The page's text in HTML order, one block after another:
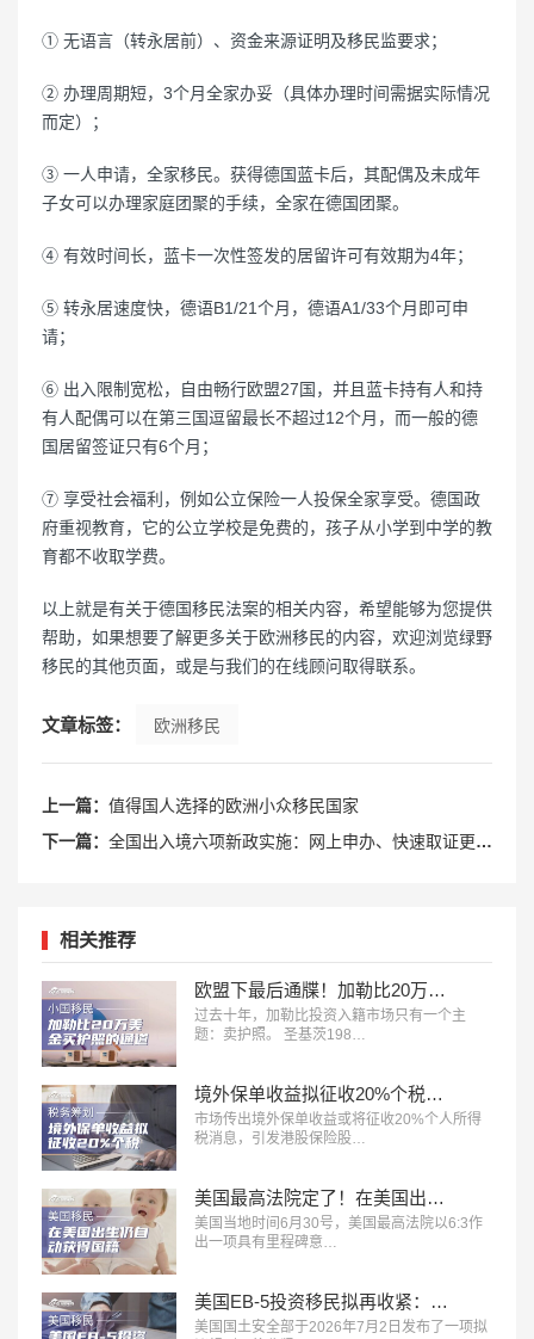
① 无语言（转永居前）、资金来源证明及移民监要求；
② 办理周期短，3个月全家办妥（具体办理时间需据实际情况
而定）；
③ 一人申请，全家移民。获得德国蓝卡后，其配偶及未成年
子女可以办理家庭团聚的手续，全家在德国团聚。
④ 有效时间长，蓝卡一次性签发的居留许可有效期为4年；
⑤ 转永居速度快，德语B1/21个月，德语A1/33个月即可申
请；
⑥ 出入限制宽松，自由畅行欧盟27国，并且蓝卡持有人和持
有人配偶可以在第三国逗留最长不超过12个月，而一般的德
国居留签证只有6个月；
⑦ 享受社会福利，例如公立保险一人投保全家享受。德国政
府重视教育，它的公立学校是免费的，孩子从小学到中学的教
育都不收取学费。
以上就是有关于德国移民法案的相关内容，希望能够为您提供
帮助，如果想要了解更多关于欧洲移民的内容，欢迎浏览绿野
移民的其他页面，或是与我们的在线顾问取得联系。
文章标签： 欧洲移民
上一篇： 值得国人选择的欧洲小众移民国家
下一篇： 全国出入境六项新政实施：网上申办、快速取证更便捷！
相关推荐
欧盟下最后通牒！加勒比20万美金买护照的黄金通道，2028年就要彻底没了？
过去十年，加勒比投资入籍市场只有一个主
题：卖护照。 圣基茨198…
境外保单收益拟征收20%个税信号释放：赴港买保的时代，正在发生深刻变化
市场传出境外保单收益或将征收20%个人所得
税消息，引发港股保险股…
美国最高法院定了！在美国出生仍自动获得国籍，特朗普行政令正式被推翻
美国当地时间6月30号，美国最高法院以6:3作
出一项具有里程碑意…
美国EB-5投资移民拟再收紧：新增140万美元投资档
美国国土安全部于2026年7月2日发布了一项拟